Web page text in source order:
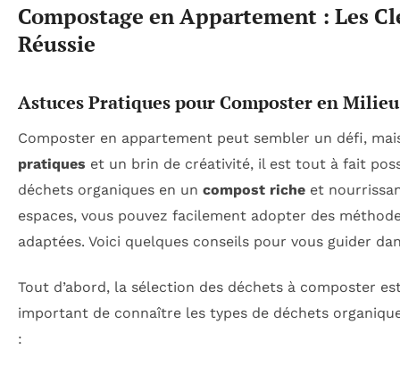
Compostage en Appartement : Les
Réussie
Astuces Pratiques pour Composter en
Composter en appartement peut sembler un défi,
pratiques et un brin de créativité, il est tout à fait
déchets organiques en un compost riche et
espaces, vous pouvez facilement adopter des
adaptées. Voici quelques conseils pour vous guider
Tout d’abord, la sélection des déchets à composter
important de connaître les types de déchets
: